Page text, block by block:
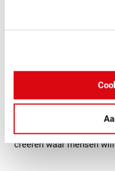
Laat u inspireren op het
bouwen en onze
ambitie om samen door
creëren waar mensen